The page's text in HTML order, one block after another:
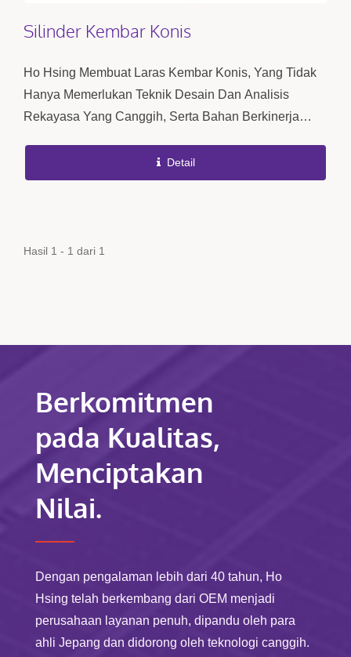
Silinder Kembar Konis
Ho Hsing Membuat Laras Kembar Konis, Yang Tidak
Hanya Memerlukan Teknik Desain Dan Analisis
Rekayasa Yang Canggih, Serta Bahan Berkinerja
Detail
Hasil 1 - 1 dari 1
Berkomitmen
pada Kualitas,
Menciptakan
Nilai.
Dengan pengalaman lebih dari 40 tahun, Ho
Hsing telah berkembang dari OEM menjadi
perusahaan layanan penuh, dipandu oleh para
ahli Jepang dan didorong oleh teknologi canggih.